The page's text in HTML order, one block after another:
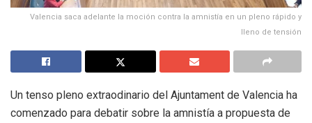
Valencia saca adelante la moción contra la amnistía en un pleno rápido y
lleno de tensión
Un tenso pleno extraodinario del Ajuntament de Valencia ha
comenzado para debatir sobre la amnistía a propuesta de